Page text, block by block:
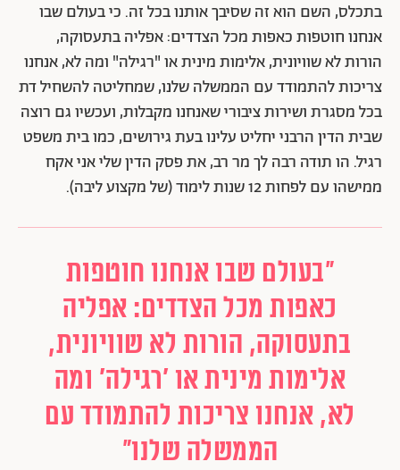
בתכלס, השם הוא זה שסיבך אותנו בכל זה. כי בעולם שבו
אנחנו חוטפות כאפות מכל הצדדים: אפליה בתעסוקה,
הורות לא שוויונית, אלימות מינית או "רגילה" ומה לא, אנחנו
צריכות להתמודד עם הממשלה שלנו, שמחליטה להשחיל דת
בכל מסגרת ושירות ציבורי שאנחנו מקבלות, ועכשיו גם רוצה
שבית הדין הרבני יחליט עלינו בעת גירושים, כמו בית משפט
רגיל. הו תודה רבה לך מר רב, את פסק הדין שלי אני אקח
ממישהו עם לפחות 12 שנות לימוד (של מקצוע ליבה).
"בעולם שבו אנחנו חוטפות
כאפות מכל הצדדים: אפליה
בתעסוקה, הורות לא שוויונית,
אלימות מינית או 'רגילה' ומה
לא, אנחנו צריכות להתמודד עם
הממשלה שלנו"